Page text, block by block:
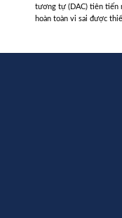
tương tự (DAC) tiên tiến
hoàn toàn vi sai được